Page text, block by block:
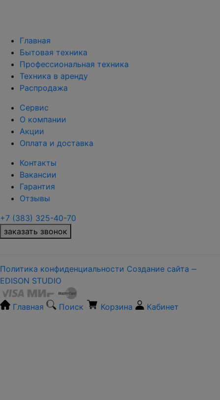
Главная
Бытовая техника
Профессиональная техника
Техника в аренду
Распродажа
Сервис
О компании
Акции
Оплата и доставка
Контакты
Вакансии
Гарантия
Отзывы
+7 (383) 325-40-70
заказать звонок
Политика конфиденциальности Создание сайта ‒
EDISON STUDIO
Главная Поиск Корзина Кабинет